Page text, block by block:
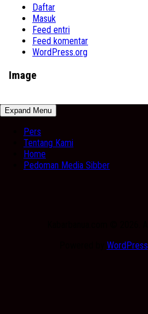
Daftar
Masuk
Feed entri
Feed komentar
WordPress.org
Image
Expand Menu
Pers
Tentang Kami
Home
Pedoman Media Sibber
WordPress